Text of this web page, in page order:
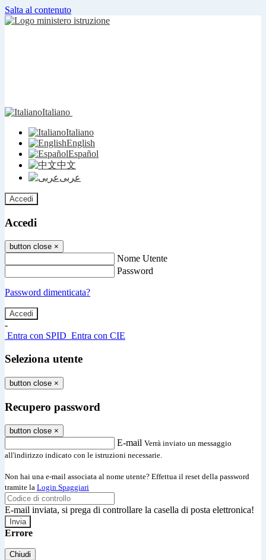
Salta al contenuto
Italiano
Italiano
English
Español
中文
عربى
Accedi
Accedi
button close ×
Nome Utente
Password
Password dimenticata?
-
Entra con SPID Entra con CIE
Seleziona utente
button close ×
Recupero password
button close ×
E-mail Verrà inviato un messaggio
all'indirizzo indicato con le istruzioni necessarie.
Non hai una e-mail associata al nome utente? Effettua il reset della password
tramite la Login Spaggiari
E-mail inviata, si prega di controllare la casella di posta elettronica!
Errore
Chiudi